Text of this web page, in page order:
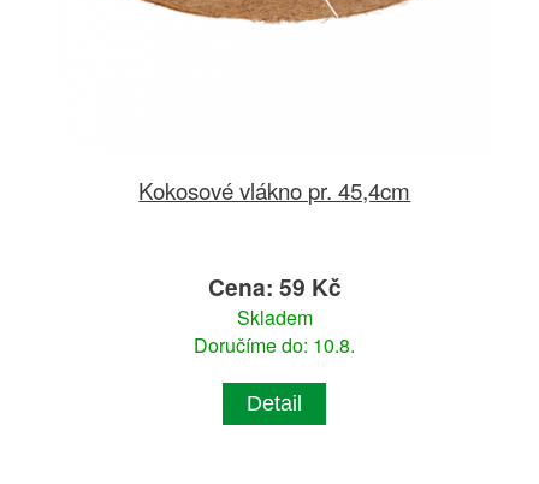
Kokosové vlákno pr. 45,4cm
Cena: 59 Kč
Skladem
Doručíme do: 10.8.
Detail